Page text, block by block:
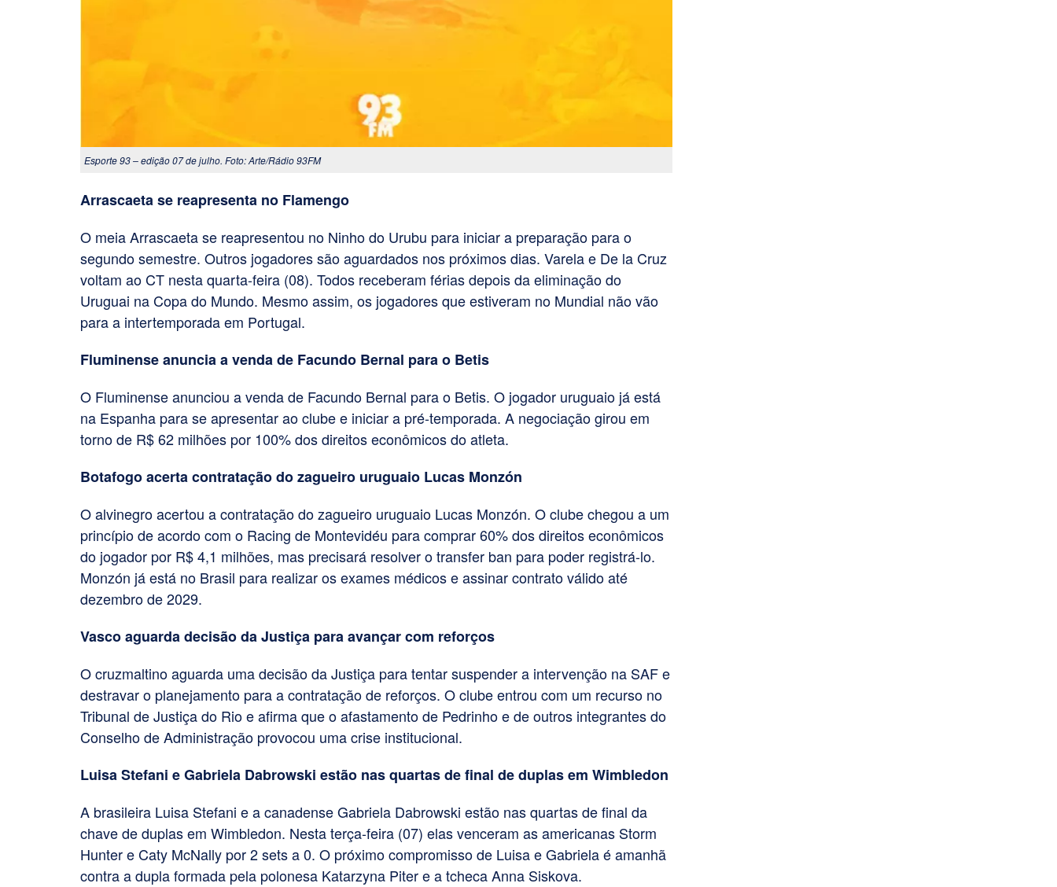
Esporte 93 – edição 07 de julho. Foto: Arte/Rádio 93FM
Arrascaeta se reapresenta no Flamengo
O meia Arrascaeta se reapresentou no Ninho do Urubu para iniciar a preparação para o
segundo semestre. Outros jogadores são aguardados nos próximos dias. Varela e De la Cruz
voltam ao CT nesta quarta-feira (08). Todos receberam férias depois da eliminação do
Uruguai na Copa do Mundo. Mesmo assim, os jogadores que estiveram no Mundial não vão
para a intertemporada em Portugal.
Fluminense anuncia a venda de Facundo Bernal para o Betis
O Fluminense anunciou a venda de Facundo Bernal para o Betis. O jogador uruguaio já está
na Espanha para se apresentar ao clube e iniciar a pré-temporada. A negociação girou em
torno de R$ 62 milhões por 100% dos direitos econômicos do atleta.
Botafogo acerta contratação do zagueiro uruguaio Lucas Monzón
O alvinegro acertou a contratação do zagueiro uruguaio Lucas Monzón. O clube chegou a um
princípio de acordo com o Racing de Montevidéu para comprar 60% dos direitos econômicos
do jogador por R$ 4,1 milhões, mas precisará resolver o transfer ban para poder registrá-lo.
Monzón já está no Brasil para realizar os exames médicos e assinar contrato válido até
dezembro de 2029.
Vasco aguarda decisão da Justiça para avançar com reforços
O cruzmaltino aguarda uma decisão da Justiça para tentar suspender a intervenção na SAF e
destravar o planejamento para a contratação de reforços. O clube entrou com um recurso no
Tribunal de Justiça do Rio e afirma que o afastamento de Pedrinho e de outros integrantes do
Conselho de Administração provocou uma crise institucional.
Luisa Stefani e Gabriela Dabrowski estão nas quartas de final de duplas em Wimbledon
A brasileira Luisa Stefani e a canadense Gabriela Dabrowski estão nas quartas de final da
chave de duplas em Wimbledon. Nesta terça-feira (07) elas venceram as americanas Storm
Hunter e Caty McNally por 2 sets a 0. O próximo compromisso de Luisa e Gabriela é amanhã
contra a dupla formada pela polonesa Katarzyna Piter e a tcheca Anna Siskova.